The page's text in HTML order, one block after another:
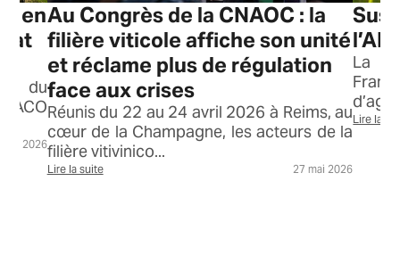
en
du
2026
Au Congrès de la CNAOC : la
filière viticole affiche son unité
et réclame plus de régulation
face aux crises
Réunis du 22 au 24 avril 2026 à Reims, au
cœur de la Champagne, les acteurs de la
filière vitivinico...
Lire la suite 27 mai 2026
La
Lire la